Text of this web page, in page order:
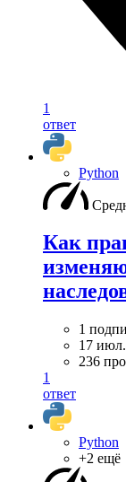
1
ответ
Python
Как
1
17 июл.
236
1
ответ
Python
+2 ещё